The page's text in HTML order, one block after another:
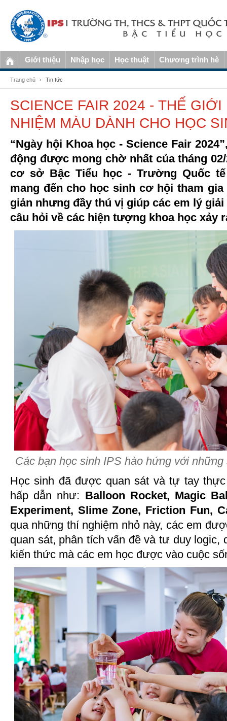
Giới thiệu Nhập học Học thuật Chương trình hè
Trang chủ Tin tức
SCIENCE FAIR 2024 - THẾ GIỚI
NHIỆM MÀU DÀNH CHO HỌC
“Ngày hội Khoa học - Science Fair
động được mong chờ nhất của tháng
cơ sở Bậc Tiểu học - Trường Quốc
mang đến cho học sinh cơ hội tham
giản nhưng đầy thú vị giúp các em lý
câu hỏi về các hiện tượng khoa học xảy
Các bạn học sinh IPS hào hứng với
Học sinh đã được quan sát và tự tay
hấp dẫn như: Balloon Rocket, Magic
Experiment, Slime Zone, Friction Fun,
qua những thí nghiệm nhỏ này, các em
quan sát, phân tích vấn đề và tư duy logic,
kiến thức mà các em học được vào cuộc